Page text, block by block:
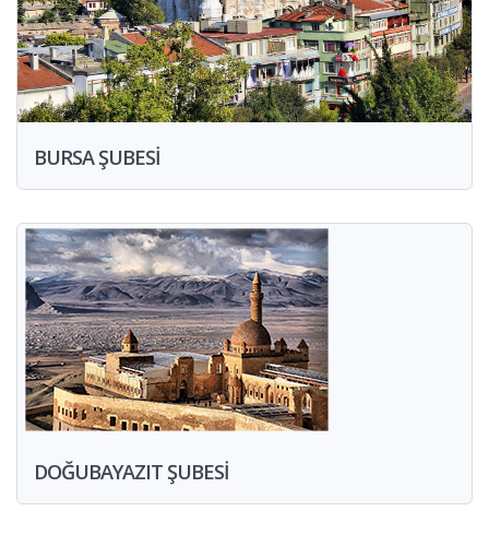
BURSA ŞUBESİ
DOĞUBAYAZIT ŞUBESİ